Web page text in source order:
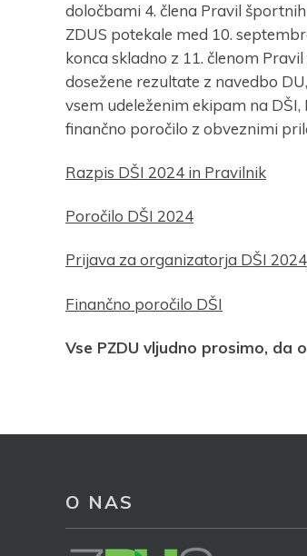
določbami 4. člena Pravil
ZDUS potekale med 10.
konca skladno z 11. členom
dosežene rezultate z navedbo
vsem udeleženim ekipam na DŠI,
finančno poročilo z obveznimi
Razpis DŠI 2024 in Pravilnik
Poročilo DŠI 2024
Prijava za organizatorja DŠI 2024
Finančno poročilo DŠI
Vse PZDU vljudno prosimo, da
O NAS